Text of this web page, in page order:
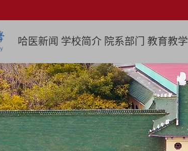
哈医新闻 学校简介 院系部门 教育教学